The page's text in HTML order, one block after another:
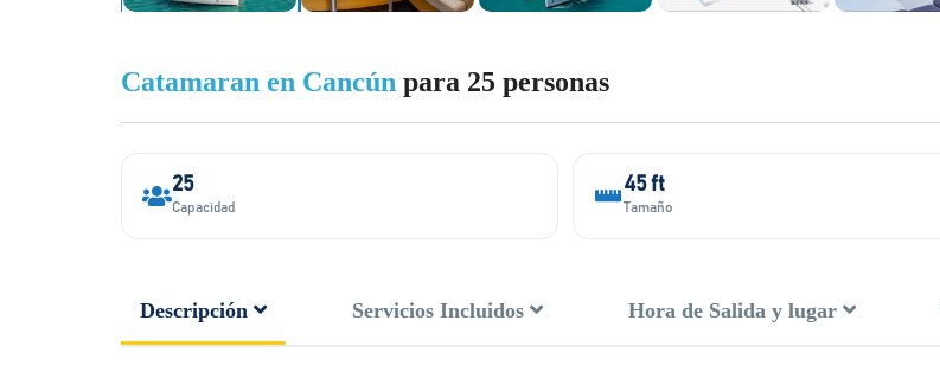
Catamaran en Cancún para 25 personas
25
Capacidad
45 ft
Tamaño
Descripción Servicios Incluidos Hora de Salida y lugar